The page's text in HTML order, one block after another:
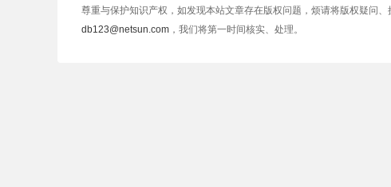
尊重与保护知识产权，如发现本站文章存在版权问题，烦请将版权疑问
db123@netsun.com ，我们将第一时间核实、处理。